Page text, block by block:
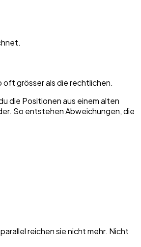
grösser als die rechtlichen.
die Positionen aus einem alten
So entstehen Abweichungen, die
reichen sie nicht mehr. Nicht